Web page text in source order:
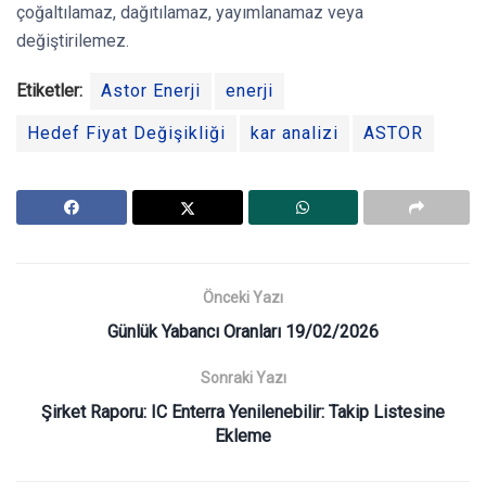
çoğaltılamaz, dağıtılamaz, yayımlanamaz veya
değiştirilemez.
Etiketler: Astor Enerji enerji
Hedef Fiyat Değişikliği kar analizi ASTOR
Önceki Yazı
Günlük Yabancı Oranları 19/02/2026
Sonraki Yazı
Şirket Raporu: IC Enterra Yenilenebilir: Takip Listesine
Ekleme